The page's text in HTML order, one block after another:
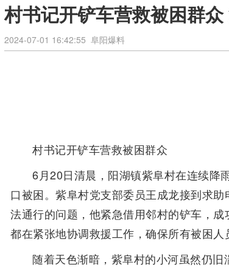
村书记开铲车营救被困群
2024-07-01 16:42:55 阜阳爆料
村书记开铲车营救被困群众
6月20日清晨，阳湖镇紫阜村在连续降
口被困。紫阜村党支部委员王成龙接到求
法通行的问题，他紧急借用邻村的铲车，
都在紧张地协调救援工作，确保所有被困
随着天色渐暗，紫阜村的小河虽然仍